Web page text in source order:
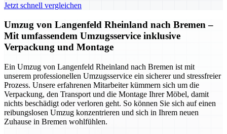
Jetzt schnell vergleichen
Umzug von Langenfeld Rheinland nach Bremen –
Mit umfassendem Umzugsservice inklusive
Verpackung und Montage
Ein Umzug von Langenfeld Rheinland nach Bremen ist mit
unserem professionellen Umzugsservice ein sicherer und stressfreier
Prozess. Unsere erfahrenen Mitarbeiter kümmern sich um die
Verpackung, den Transport und die Montage Ihrer Möbel, damit
nichts beschädigt oder verloren geht. So können Sie sich auf einen
reibungslosen Umzug konzentrieren und sich in Ihrem neuen
Zuhause in Bremen wohlfühlen.